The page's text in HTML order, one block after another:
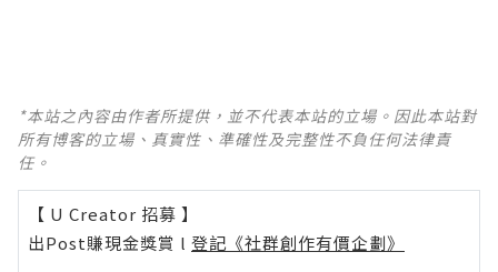
*本站之內容由作者所提供，並不代表本站的立場。因此本站對
所有博客的立場、真實性、準確性及完整性不負任何法律責
任。
【 U Creator 招募 】
出Post賺現金獎賞 l 登記《社群創作有價企劃》